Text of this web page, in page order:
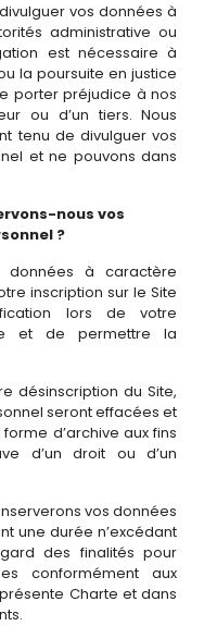
vos données à
administrative ou
est nécessaire à
la poursuite en justice
porter préjudice à nos
ou d’un tiers. Nous
tenu de divulguer vos
et ne pouvons dans
nous vos
?
données à caractère
inscription sur le Site
lors de votre
et de permettre la
désinscription du Site,
seront effacées et
d’archive aux fins
d’un droit ou d’un
vos données
une durée n’excédant
des finalités pour
conformément aux
Charte et dans